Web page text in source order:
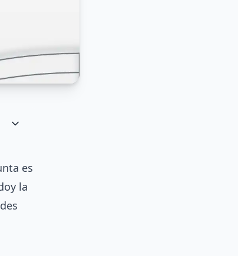
es
la